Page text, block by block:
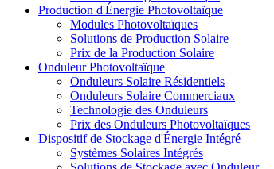
Production d'Énergie Photovoltaïque
Modules Photovoltaïques
Solutions de Production Solaire
Prix de la Production Solaire
Onduleur Photovoltaïque
Onduleurs Solaire Résidentiels
Onduleurs Solaire Commerciaux
Technologie des Onduleurs
Prix des Onduleurs Photovoltaïques
Dispositif de Stockage d'Énergie Intégré
Systèmes Solaires Intégrés